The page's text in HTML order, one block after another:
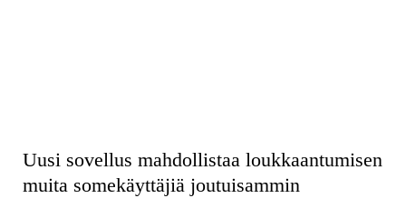
Uusi sovellus mahdollistaa loukkaantumisen
muita somekäyttäjiä joutuisammin